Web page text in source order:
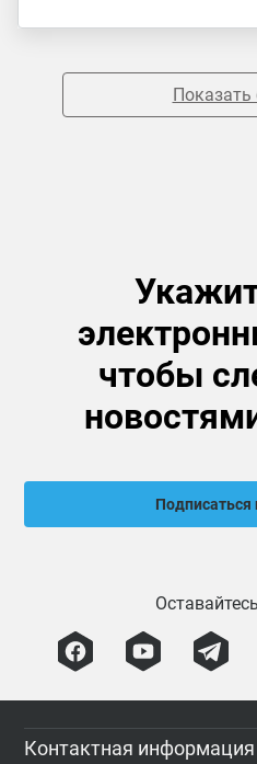
чтобы
Подписаться
Контактная информация